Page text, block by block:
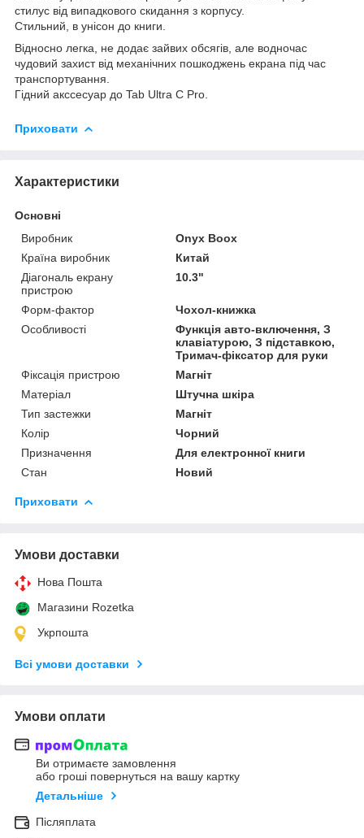
стилус від випадкового скидання з корпусу.
Стильний, в унісон до книги.
Відносно легка, не додає зайвих обсягів, але водночас
чудовий захист від механічних пошкоджень екрана під час
транспортування.
Гідний акссесуар до Tab Ultra C Pro.
Приховати
Характеристики
Основні
Виробник
Onyx Boox
Країна виробник
Китай
Діагональ екрану
пристрою
10.3"
Форм-фактор
Чохол-книжка
Особливості
Функція авто-включення, З
клавіатурою, З підставкою,
Тримач-фіксатор для руки
Фіксація пристрою
Магніт
Матеріал
Штучна шкіра
Тип застежки
Магніт
Колір
Чорний
Призначення
Для електронної книги
Стан
Новий
Приховати
Умови доставки
Нова Пошта
Магазини Rozetka
Укрпошта
Всі умови доставки
Умови оплати
Ви отримаєте замовлення
або гроші повернуться на вашу картку
Детальніше
Післяплата